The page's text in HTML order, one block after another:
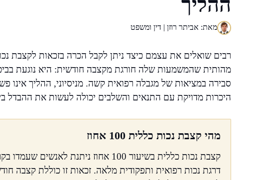
מאת: אביתר רוזן | דין ומשפט
רבים שואלים את עצמם כיצד ניתן לקבל הכרה בזכאות לקצבת
מהותית שהמשמעות שלה חורגת מקצבה חודשית: היא נוגעת
סבירה במציאות של מגבלה רפואית קשה. מניסיוני, ההליך אינו
היכרות מדויקת עם התנאים והשלבים יכולה לעשות את ההבדל
מהי קצבת נכות כללית 100 אחוז
קצבת נכות כללית בשיעור 100 אחוז ניתנת
דרגת נכות רפואית ותפקודית מלאה. זכאות זו כוללת קצבה